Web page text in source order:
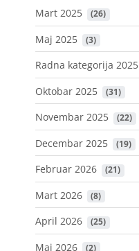
Mart 2025 (26)
Maj 2025 (3)
Radna kategorija 2025
Oktobar 2025 (31)
Novembar 2025 (22)
Decembar 2025 (19)
Februar 2026 (21)
Mart 2026 (8)
April 2026 (25)
Maj 2026 (2)